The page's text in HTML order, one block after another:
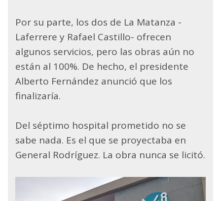
Por su parte, los dos de La Matanza -
Laferrere y Rafael Castillo- ofrecen
algunos servicios, pero las obras aún no
están al 100%. De hecho, el presidente
Alberto Fernández anunció que los
finalizaría.
Del séptimo hospital prometido no se
sabe nada. Es el que se proyectaba en
General Rodríguez. La obra nunca se licitó.